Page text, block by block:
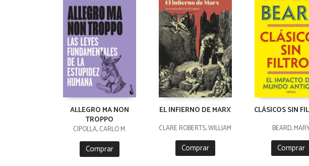
ALLEGRO MA NON
TROPPO
CIPOLLA, CARLO M.
Comprar
EL INFIERNO DE MARX
CLARE ROBERTS, WILLIAM
Comprar
CLÁSICOS SIN
BEARD,
Comprar